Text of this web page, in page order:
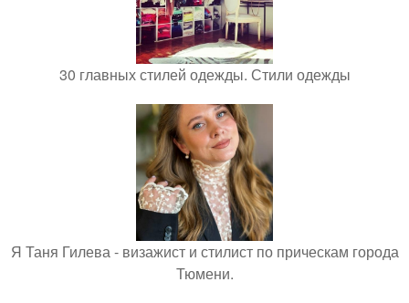
30 главных стилей одежды. Стили одежды
Я Таня Гилева - визажист и стилист по прическам города
Тюмени.